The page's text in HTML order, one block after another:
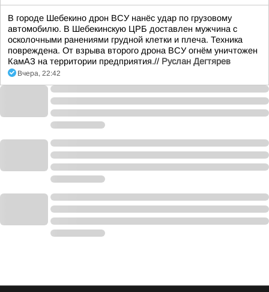
В городе Шебекино дрон ВСУ нанёс удар по грузовому
автомобилю. В Шебекинскую ЦРБ доставлен мужчина с
осколочными ранениями грудной клетки и плеча. Техника
повреждена. От взрыва второго дрона ВСУ огнём уничтожен
КамАЗ на территории предприятия.// Руслан Дегтярев
Вчера, 22:42